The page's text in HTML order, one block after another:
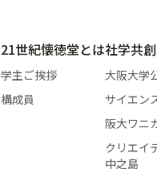
21世紀懐徳堂とは
学主ご挨拶
構成員
社学共
大阪大学
サイエン
阪大ワニ
クリエイ
中之島